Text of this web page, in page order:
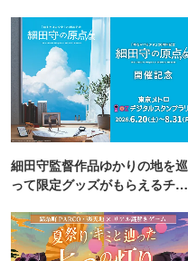
細田守監督作品ゆかりの地を巡
って限定グッズがもらえるチャ